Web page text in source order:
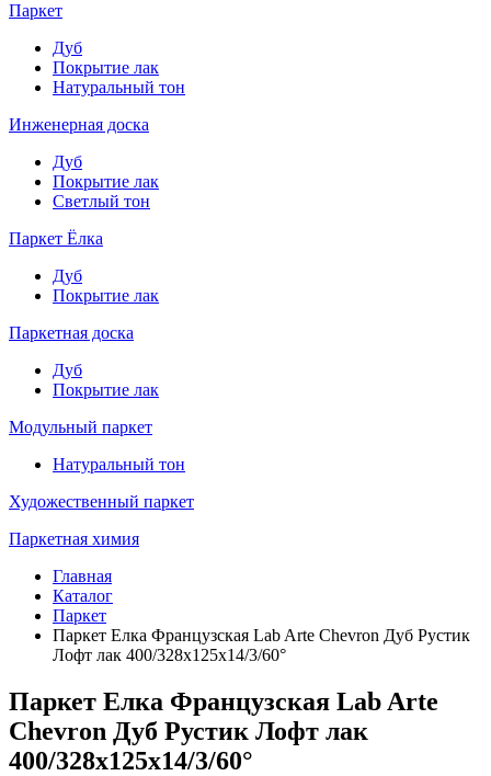
Паркет
Дуб
Покрытие лак
Натуральный тон
Инженерная доска
Дуб
Покрытие лак
Светлый тон
Паркет Ёлка
Дуб
Покрытие лак
Паркетная доска
Дуб
Покрытие лак
Модульный паркет
Натуральный тон
Художественный паркет
Паркетная химия
Главная
Каталог
Паркет
Паркет Елка Французская Lab Arte Chevron Дуб Рустик
Лофт лак 400/328х125х14/3/60°
Паркет Елка Французская Lab Arte
Chevron Дуб Рустик Лофт лак
400/328х125х14/3/60°